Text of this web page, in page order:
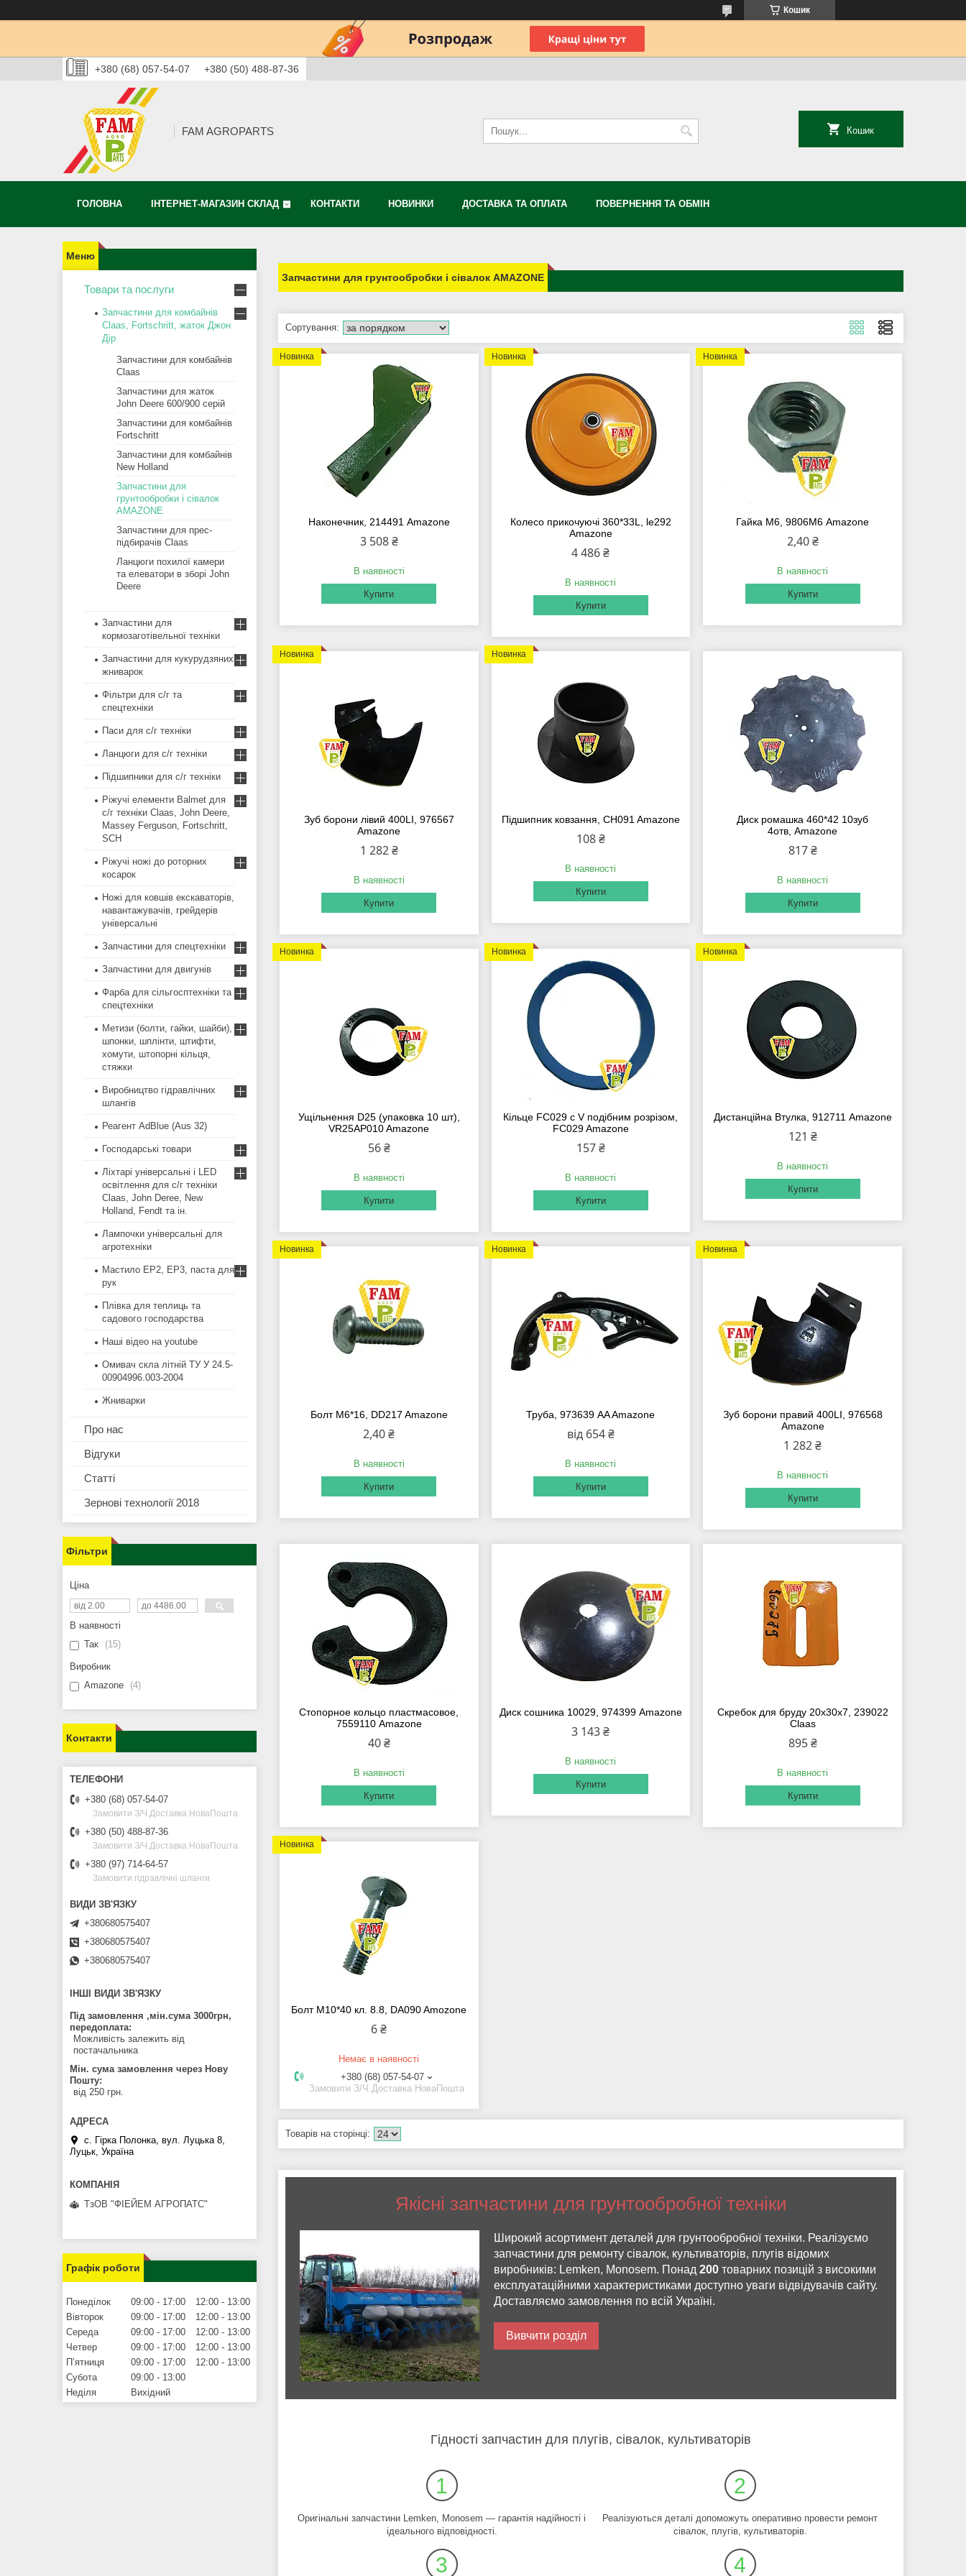
Кошик
+380 (68) 057-54-07 +380 (50) 488-87-36
FAM AGROPARTS Кошик
ГОЛОВНА ІНТЕРНЕТ-МАГАЗИН СКЛАД КОНТАКТИ НОВИНКИ ДОСТАВКА ТА ОПЛАТА ПОВЕРНЕННЯ ТА ОБМІН
Запчастини для грунтообробки і сівалок AMAZONE
Новинка
Наконечник, 214491 Amazone
3 508 ₴
В наявності
Купити
Новинка
Колесо прикочуючі 360*33L, le292
Amazone
4 486 ₴
В наявності
Купити
Новинка
Гайка М6, 9806М6 Amazone
2,40 ₴
В наявності
Купити
Новинка
Зуб борони лівий 400LI, 976567
Amazone
1 282 ₴
В наявності
Купити
Новинка
Підшипник ковзання, CH091 Amazone
108 ₴
В наявності
Купити
Диск ромашка 460*42 10зуб
4отв, Amazone
817 ₴
В наявності
Купити
Новинка
Ущільнення D25 (упаковка 10 шт),
VR25AP010 Amazone
56 ₴
В наявності
Купити
Новинка
Кільце FC029 c V подібним розрізом,
FC029 Amazone
157 ₴
В наявності
Купити
Новинка
Дистанційна Втулка, 912711 Amazone
121 ₴
В наявності
Купити
Новинка
Болт M6*16, DD217 Amazone
2,40 ₴
В наявності
Купити
Новинка
Труба, 973639 AA Amazone
від 654 ₴
В наявності
Купити
Новинка
Зуб борони правий 400LI, 976568
Amazone
1 282 ₴
В наявності
Купити
Стопорное кольцо пластмасовое,
7559110 Amazone
40 ₴
В наявності
Купити
Диск сошника 10029, 974399 Amazone
3 143 ₴
В наявності
Купити
Скребок для бруду 20х30х7, 239022
Claas
895 ₴
В наявності
Купити
Новинка
Болт M10*40 кл. 8.8, DA090 Amozone
6 ₴
Немає в наявності
+380 (68) 057-54-07
Замовити З/Ч.Доставка НоваПошта
Якісні запчастини для грунтообробної техніки
Широкий асортимент деталей для грунтообробної техніки. Реалізуємо
запчастини для ремонту сівалок, культиваторів, плугів відомих
виробників: Lemken, Monosem. Понад 200 товарних позицій з високими
експлуатаційними характеристиками доступно уваги відвідувачів сайту.
Доставляємо замовлення по всій Україні.
Вивчити розділ
Гідності запчастин для плугів, сівалок, культиваторів
1
Оригінальні запчастини Lemken, Monosem — гарантія надійності і
ідеального відповідності.
2
Реалізуються деталі допоможуть оперативно провести ремонт
сівалок, плугів, культиваторів.
3 4
Товари та послуги
Запчастини для комбайнів
Claas, Fortschritt, жаток Джон
Дір
Запчастини для комбайнів
Claas
Запчастини для жаток
John Deere 600/900 серій
Запчастини для комбайнів
Fortschritt
Запчастини для комбайнів
New Holland
Запчастини для
грунтообробки і сівалок
AMAZONE
Запчастини для прес-
підбирачів Claas
Ланцюги похилої камери
та елеватори в зборі John
Deere
Запчастини для
кормозаготівельної техніки
Запчастини для кукурудзяних
жниварок
Фільтри для с/г та
спецтехніки
Паси для с/г техніки
Ланцюги для с/г техніки
Підшипники для с/г техніки
Ріжучі елементи Balmet для
с/г техніки Claas, John Deere,
Massey Ferguson, Fortschritt,
SCH
Ріжучі ножі до роторних
косарок
Ножі для ковшів екскаваторів,
навантажувачів, грейдерів
універсальні
Запчастини для спецтехніки
Запчастини для двигунів
Фарба для сільгосптехніки та
спецтехніки
Метизи (болти, гайки, шайби),
шпонки, шплінти, штифти,
хомути, штопорні кільця,
стяжки
Виробництво гідравлічних
шлангів
Реагент AdBlue (Aus 32)
Господарські товари
Ліхтарі універсальні і LED
освітлення для с/г техніки
Claas, John Deree, New
Holland, Fendt та ін.
Лампочки універсальні для
агротехніки
Мастило EP2, EP3, паста для
рук
Плівка для теплиць та
садового господарства
Наші відео на youtube
Омивач скла літній ТУ У 24.5-
00904996.003-2004
Жниварки
Про нас
Відгуки
Статті
Зернові технології 2018
Фільтри
Ціна
В наявності
Так
15
Виробник
Amazone
4
Контакти
+380 (68) 057-54-07
Замовити З/Ч.Доставка НоваПошта
+380 (50) 488-87-36
Замовити З/Ч.Доставка НоваПошта
+380 (97) 714-64-57
Замовити гідравлічні шланги
+380680575407
+380680575407
+380680575407
ІНШІ ВИДИ ЗВ'ЯЗКУ
Під замовлення ,мін.сума 3000грн,
передоплата
Можливість залежить від
постачальника
Мін. сума замовлення через Нову
Пошту
від 250 грн.
с. Гірка Полонка, вул. Луцька 8,
Луцьк, Україна
ТзОВ "ФІЕЙЕМ АГРОПАТС"
Графік роботи
Понеділок 09:00 17:00 12:00
13:00
Вівторок
09:00 17:00 12:00
13:00
Середа
09:00 17:00 12:00
13:00
Четвер
09:00 17:00 12:00
13:00
Пʼятниця
09:00 17:00 12:00
13:00
Субота
09:00
13:00
Неділя
Вихідний